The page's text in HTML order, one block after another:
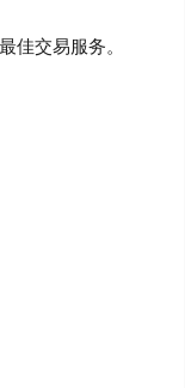
佳交易服务。